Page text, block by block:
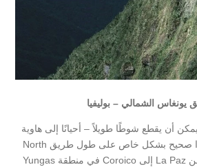
أن يقطع شوطًا طويلاً – أحيانًا إلى هاوية
ارتفاعها 2000 قدم. هذا صحيح بشكل خاص على طول طريق North
Yungas ، الذي يؤدي من La Paz إلى Coroico في منطقة Yungas